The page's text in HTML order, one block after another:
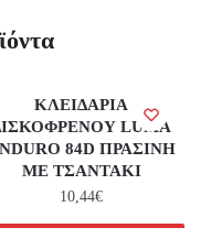
ΚΛΕΙΔΑΡΙΑ
LUMA
84D ΠΡΑΣΙΝΗ
ΜΕ ΤΣΑΝΤΑΚΙ
10,44€